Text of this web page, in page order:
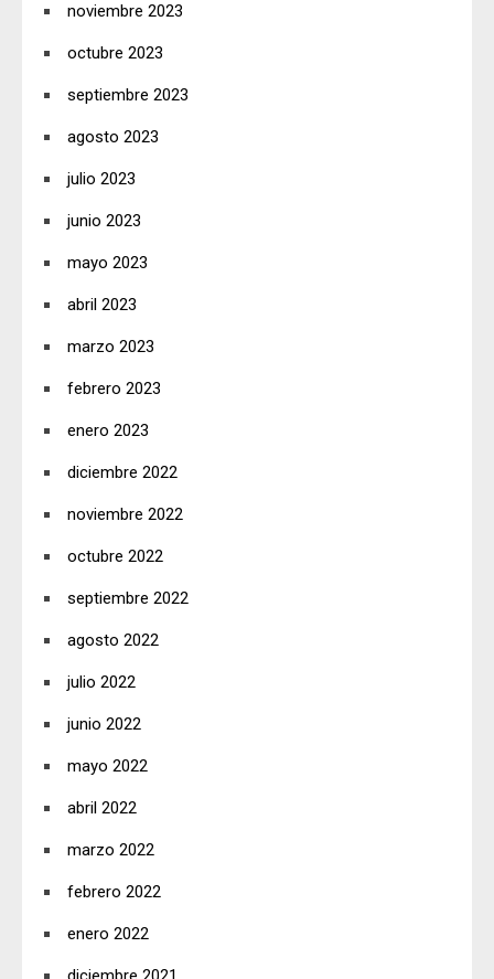
noviembre 2023
octubre 2023
septiembre 2023
agosto 2023
julio 2023
junio 2023
mayo 2023
abril 2023
marzo 2023
febrero 2023
enero 2023
diciembre 2022
noviembre 2022
octubre 2022
septiembre 2022
agosto 2022
julio 2022
junio 2022
mayo 2022
abril 2022
marzo 2022
febrero 2022
enero 2022